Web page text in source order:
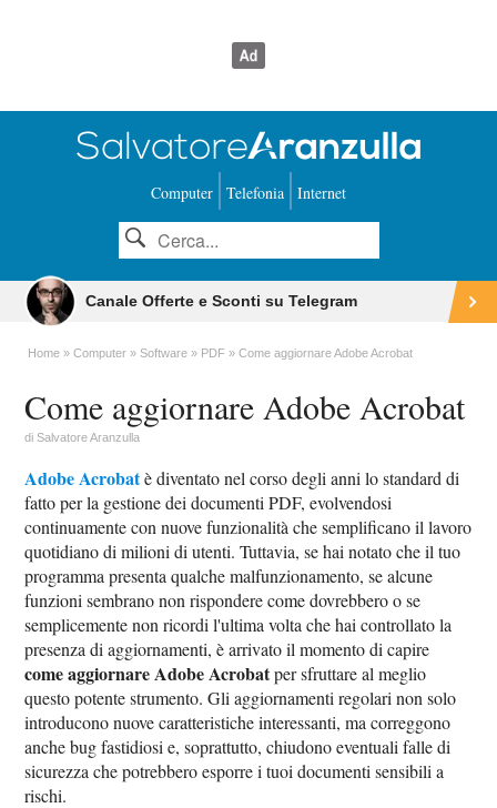
Computer Telefonia Internet
Canale Offerte e Sconti su Telegram
Home Computer Software PDF Come aggiornare Adobe Acrobat
Come aggiornare Adobe Acrobat
diSalvatore Aranzulla
Adobe Acrobatè diventato nel corso degli anni lo standard di
fatto per la gestione dei documenti PDF, evolvendosi
continuamente con nuove funzionalità che semplificano il lavoro
quotidiano di milioni di utenti. Tuttavia, se hai notato che il tuo
programma presenta qualche malfunzionamento, se alcune
funzioni sembrano non rispondere come dovrebbero o se
semplicemente non ricordi l'ultima volta che hai controllato la
presenza di aggiornamenti, è arrivato il momento di capire
come aggiornare Adobe Acrobatper sfruttare al meglio
questo potente strumento. Gli aggiornamenti regolari non solo
introducono nuove caratteristiche interessanti, ma correggono
anche bug fastidiosi e, soprattutto, chiudono eventuali falle di
sicurezza che potrebbero esporre i tuoi documenti sensibili a
rischi.